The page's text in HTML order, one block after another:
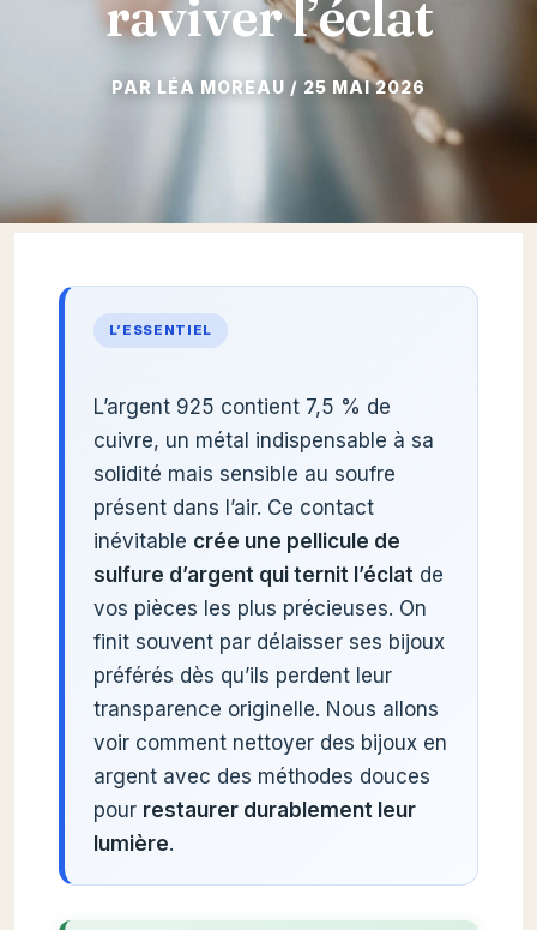
raviver l’éclat
25 MAI 2026
L’ESSENTIEL
L’argent 925 contient 7,5 % de
cuivre, un métal indispensable à sa
solidité mais sensible au soufre
présent dans l’air. Ce contact
inévitable crée une pellicule de
sulfure d’argent qui ternit l’éclat de
vos pièces les plus précieuses. On
finit souvent par délaisser ses bijoux
préférés dès qu’ils perdent leur
transparence originelle. Nous allons
voir comment nettoyer des bijoux en
argent avec des méthodes douces
pour restaurer durablement leur
lumière.